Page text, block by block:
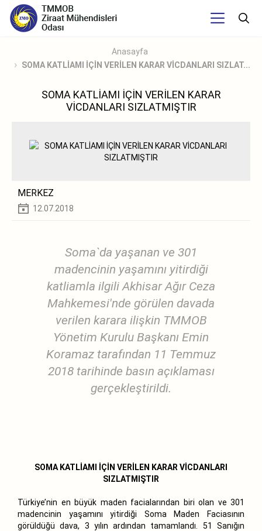
Anasayfa
SOMA KATLİAMI İÇİN VERİLEN KARAR VİCDANLARI SIZLAT...
SOMA KATLİAMI İÇİN VERİLEN KARAR
VİCDANLARI SIZLATMIŞTIR
MERKEZ
12.07.2018
Soma`da yaşanan ve 301
madencinin yaşamını yitirdiği
katliamla ilgili Akhisar Ağır Ceza
Mahkemesi'nde görülen davada
verilen karara ilişkin TMMOB
Yönetim Kurulu Başkanı Emin
Koramaz tarafından 11 Temmuz
2018 tarihinde basın açıklaması
gerçekleştirildi.
SOMA KATLİAMI İÇİN VERİLEN KARAR VİCDANLARI
SIZLATMIŞTIR
Türkiye’nin en büyük maden facialarından biri olan ve 301
madencinin yaşamını yitirdiği Soma Maden Faciasının
görüldüğü dava, 3 yılın ardından tamamlandı. 51 Sanığın